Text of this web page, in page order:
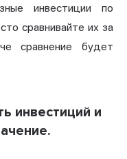
инвестиции по
сравнивайте их за
сравнение будет
инвестиций и